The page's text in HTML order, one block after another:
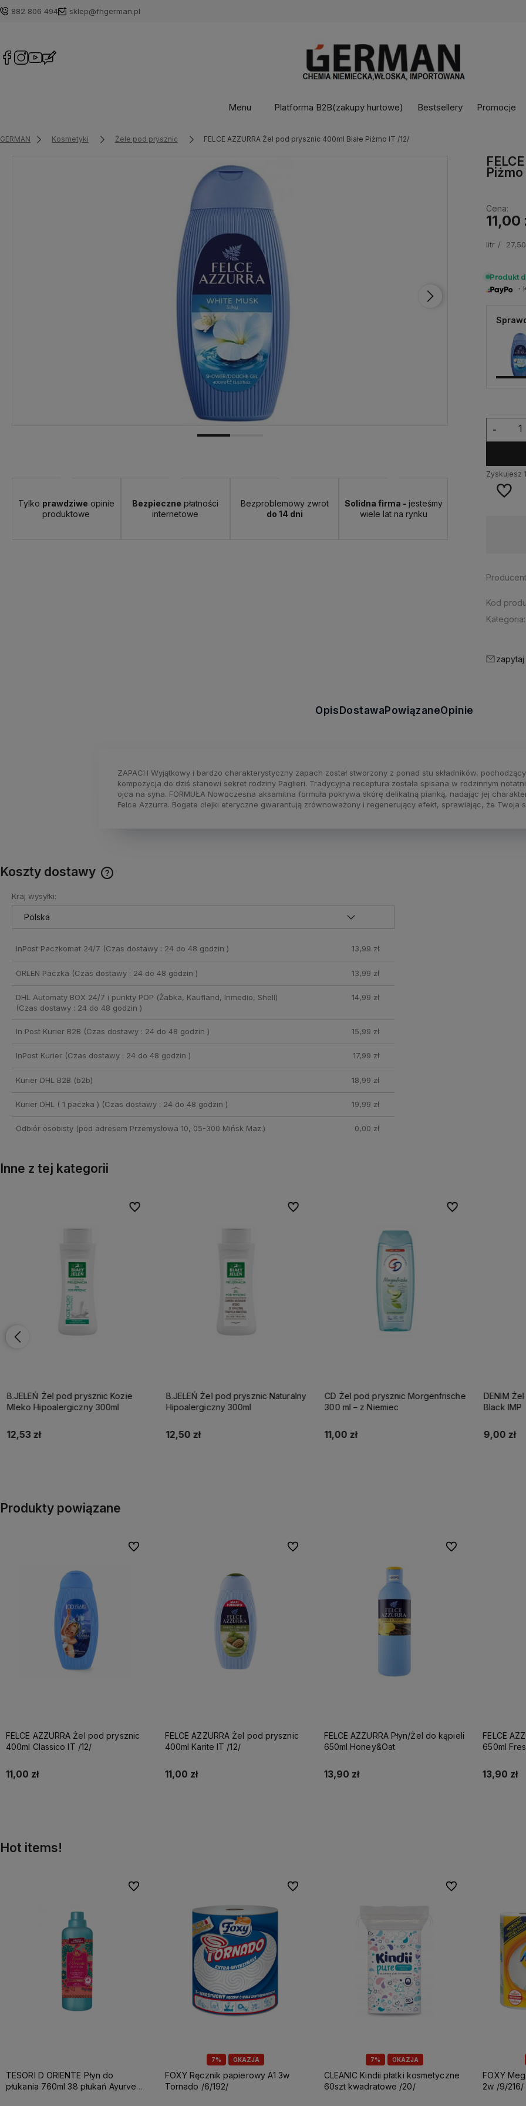
882 806 494 sklep@fhgerman.pl
Menu Platforma B2B(zakupy hurtowe) Bestsellery Promocje
GERMAN Kosmetyki Żele pod prysznic FELCE AZZURRA Żel pod prysznic 400ml Białe Piżmo IT /12/
Tylko prawdziwe opinie
produktowe
Bezpieczne płatności
internetowe
Bezproblemowy zwrot
do 14 dni
Solidna firma - jesteśmy
wiele lat na rynku
Piżmo
Cena:
11,00
litr
Produkt
-
Zyskujesz
Kod
Kategoria:
OpisDostawaPowiązaneOpinie
ZAPACH Wyjątkowy i bardzo charakterystyczny zapach został stworzony z ponad stu składników,
kompozycja do dziś stanowi sekret rodziny Paglieri. Tradycyjna receptura została spisana w rodzinnym
ojca na syna. FORMUŁA Nowoczesna aksamitna formuła pokrywa skórę delikatną pianką, nadając jej
Felce Azzurra. Bogate olejki eteryczne gwarantują zrównoważony i regenerujący efekt, sprawiając, że Twoja
Koszty dostawy
Kraj wysyłki:
InPost Paczkomat 24/7 (Czas dostawy : 24 do 48 godzin ) 13,99 zł
ORLEN Paczka (Czas dostawy : 24 do 48 godzin ) 13,99 zł
DHL Automaty BOX 24/7 i punkty POP (Żabka, Kaufland, Inmedio, Shell)
(Czas dostawy : 24 do 48 godzin )
14,99 zł
In Post Kurier B2B (Czas dostawy : 24 do 48 godzin ) 15,99 zł
InPost Kurier (Czas dostawy : 24 do 48 godzin ) 17,99 zł
Kurier DHL B2B (b2b) 18,99 zł
Kurier DHL ( 1 paczka ) (Czas dostawy : 24 do 48 godzin ) 19,99 zł
Odbiór osobisty (pod adresem Przemysłowa 10, 05-300 Mińsk Maz.) 0,00 zł
Inne z tej kategorii
B.JELEŃ Żel pod prysznic Kozie
Mleko Hipoalergiczny 300ml
12,53 zł
Do ulubionych
Do ulubionych
B.JELEŃ Żel pod prysznic Naturalny
Hipoalergiczny 300ml
12,50 zł
Do ulubionych
Do ulubionych
CD Żel pod prysznic Morgenfrische
300 ml – z Niemiec
11,00 zł
Do ulubionych
Do ulubionych
DENIM Żel pod prysznic 250ml
Black IMP
9,00 zł
Produkty powiązane
FELCE AZZURRA Żel pod prysznic
400ml Classico IT /12/
11,00 zł
Do ulubionych
FELCE AZZURRA Żel pod prysznic
400ml Karite IT /12/
11,00 zł
Do ulubionych
FELCE AZZURRA Płyn/Żel do kąpieli
650ml Honey&Oat
13,90 zł
Do ulubionych
FELCE
650ml
13,90 zł
Hot items!
TESORI D ORIENTE Płyn do
płukania 760ml 38 płukań Ayurveda
Do ulubionych
7% OKAZJA
FOXY Ręcznik papierowy A1 3w
Tornado /6/192/
Do ulubionych
7% OKAZJA
CLEANIC Kindii płatki kosmetyczne
60szt kwadratowe /20/
Do ulubionych
FOXY Mega ręcznik papierowy A2
2w /9/216/